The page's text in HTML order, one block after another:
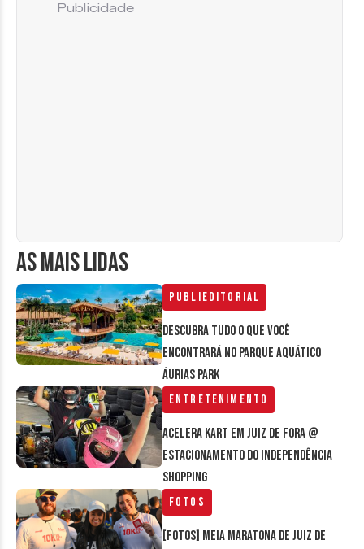
AS MAIS LIDAS
Publieditorial
Descubra tudo o que você
encontrará no parque aquático
Áurias Park
Entretenimento
Acelera Kart em Juiz de Fora @
estacionamento do Independência
Shopping
Fotos
[FOTOS] Meia Maratona de Juiz de
Publicidade